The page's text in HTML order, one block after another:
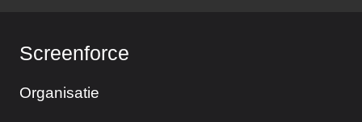
Screenforce
Organisatie